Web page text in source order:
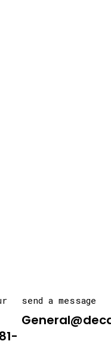
send a message